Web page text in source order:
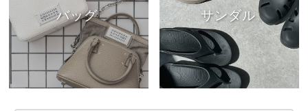
バッグ サンダル